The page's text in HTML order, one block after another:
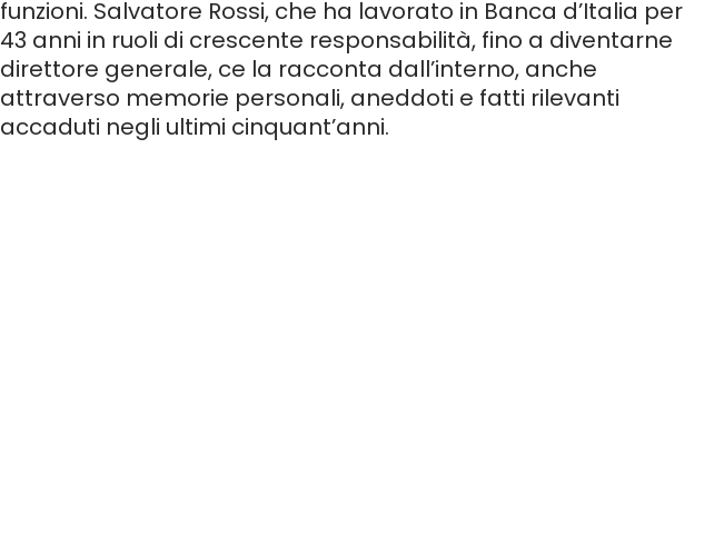
funzioni. Salvatore Rossi, che ha lavorato in Banca d’Italia per
43 anni in ruoli di crescente responsabilità, fino a diventarne
direttore generale, ce la racconta dall’interno, anche
attraverso memorie personali, aneddoti e fatti rilevanti
accaduti negli ultimi cinquant’anni.